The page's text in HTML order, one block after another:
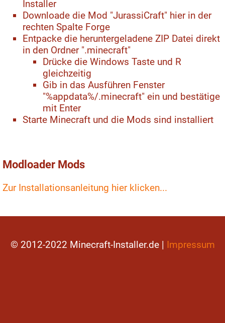
Installer
Downloade die Mod "JurassiCraft" hier in der
rechten Spalte Forge
Entpacke die heruntergeladene ZIP Datei direkt
in den Ordner ".minecraft"
Drücke die Windows Taste und R
gleichzeitig
Gib in das Ausführen Fenster
"%appdata%/.minecraft" ein und bestätige
mit Enter
Starte Minecraft und die Mods sind installiert
Modloader Mods
Zur Installationsanleitung hier klicken...
© 2012-2022 Minecraft-Installer.de | Impressum